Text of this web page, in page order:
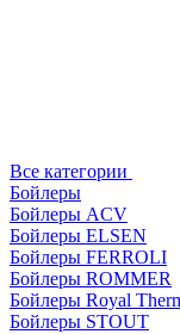
Все категории
Бойлеры
Бойлеры ACV
Бойлеры ELSEN
Бойлеры FERROLI
Бойлеры ROMMER
Бойлеры Royal
Бойлеры STOUT